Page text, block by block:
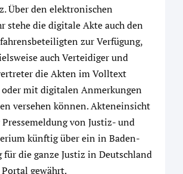
Über den elektronischen
stehe die digitale Akte auch den
zur Verfügung,
auch Verteidiger und
die Akten im Volltext
oder mit digitalen Anmerkungen
versehen können. Akteneinsicht
von Justiz- und
künftig über ein in Baden-
für die ganze Justiz in Deutschland
gewährt.